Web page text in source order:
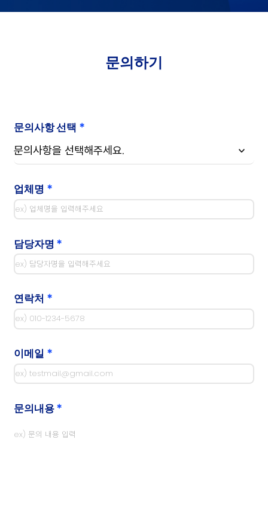
문의하기
문의사항 선택 *
업체명 *
담당자명 *
연락처 *
이메일 *
문의내용*